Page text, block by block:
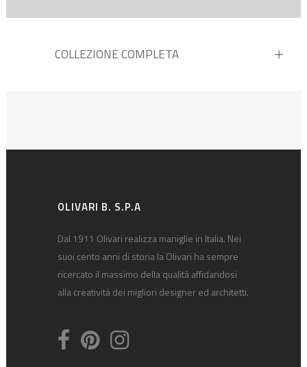
COLLEZIONE COMPLETA
OLIVARI B. S.P.A
Dal 1911 Olivari realizza maniglie in Italia. Nei
suoi cento anni di storia la Olivari ha sempre
ricercato il massimo della qualità affidandosi
alla creatività dei migliori designer ed architetti.